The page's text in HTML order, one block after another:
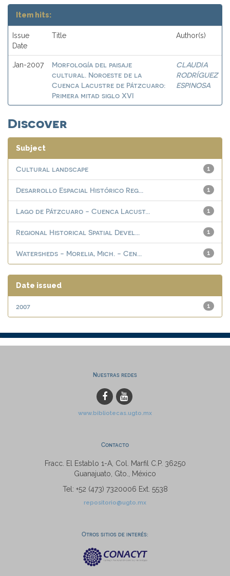
Item hits:
Issue
Date
Title Author(s)
Jan-2007
Morfología del paisaje
cultural. Noroeste de la
Cuenca Lacustre de Pátzcuaro:
Primera mitad siglo XVI
CLAUDIA
RODRÍGUEZ
ESPINOSA
Discover
Subject
1
Cultural landscape
1
Desarrollo Espacial Histórico Reg...
1
Lago de Pátzcuaro - Cuenca Lacust...
1
Regional Historical Spatial Devel...
1
Watersheds - Morelia, Mich. - Cen...
Date issued
1
2007
Nuestras redes
www.bibliotecas.ugto.mx
Contacto
Fracc. El Establo 1-A, Col. Marfil C.P. 36250
Guanajuato, Gto., México
Tel: +52 (473) 7320006 Ext. 5538
repositorio@ugto.mx
Otros sitios de interés: